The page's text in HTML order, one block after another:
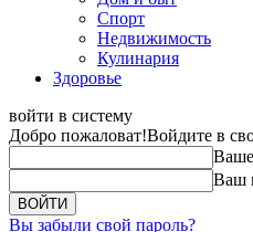
Спорт
Недвижимость
Кулинария
Здоровье
войти в систему
Добро пожаловат!Войдите в
Ваше
Ваш
Вы забыли свой пароль?